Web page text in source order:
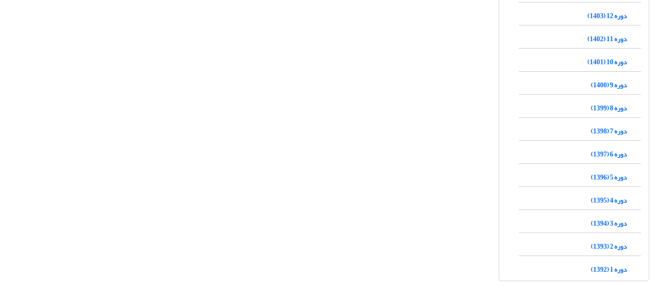
دوره 12 (1403)
دوره 11 (1402)
دوره 10 (1401)
دوره 9 (1400)
دوره 8 (1399)
دوره 7 (1398)
دوره 6 (1397)
دوره 5 (1396)
دوره 4 (1395)
دوره 3 (1394)
دوره 2 (1393)
دوره 1 (1392)